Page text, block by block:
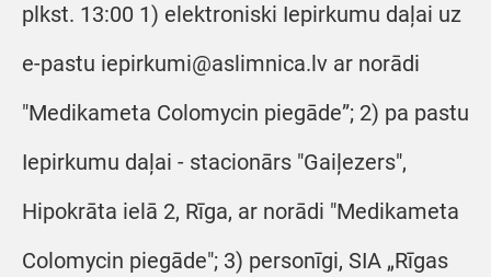
plkst. 13:00 1) elektroniski Iepirkumu daļai uz
e-pastu iepirkumi@aslimnica.lv ar norādi
"Medikameta Colomycin piegāde”; 2) pa pastu
Iepirkumu daļai - stacionārs "Gaiļezers",
Hipokrāta ielā 2, Rīga, ar norādi "Medikameta
Colomycin piegāde"; 3) personīgi, SIA „Rīgas